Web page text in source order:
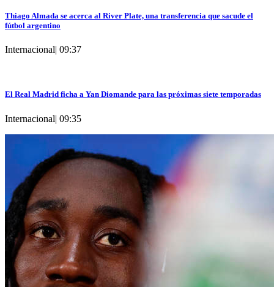
Thiago Almada se acerca al River Plate, una transferencia que sacude el
fútbol argentino
Internacional| 09:37
El Real Madrid ficha a Yan Diomande para las próximas siete temporadas
Internacional| 09:35